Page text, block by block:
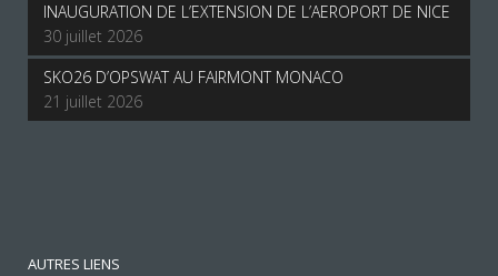
INAUGURATION DE L’EXTENSION DE L’AEROPORT DE NICE
30 juillet 2026
SKO26 D’OPSWAT AU FAIRMONT MONACO
21 juillet 2026
AUTRES LIENS